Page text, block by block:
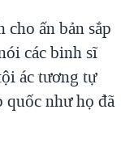
NAM
NAM
ấn bản sắp
các binh sĩ
ác tương tự
như họ đã